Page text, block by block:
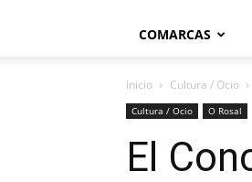
COMARCAS
Inicio Cultura / Ocio
Cultura / Ocio O Rosal
El